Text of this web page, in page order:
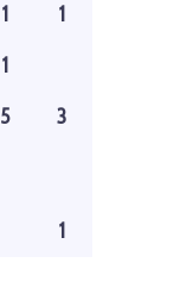
1
1
1
5 3
1